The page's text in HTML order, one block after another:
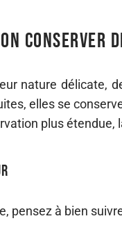
on conserver
nature délicate,
elles se
plus
pensez à bien